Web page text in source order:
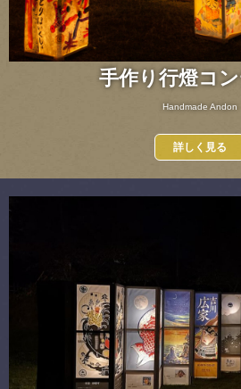
手作り行燈コ
Handmade Andon
詳しく見る